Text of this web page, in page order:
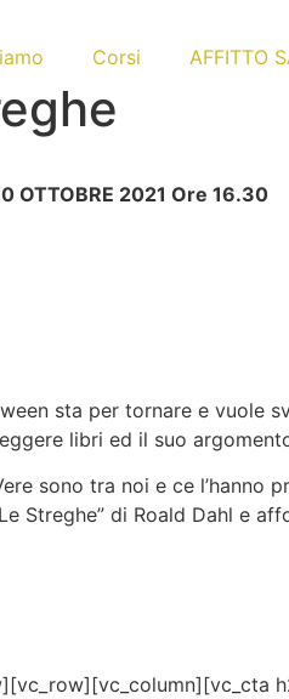
Corsi AFFITTO
OTTOBRE 2021 Ore 16.30
sta per tornare e vuole
libri ed il suo
sono tra noi e ce
Streghe” di Roald Dahl e